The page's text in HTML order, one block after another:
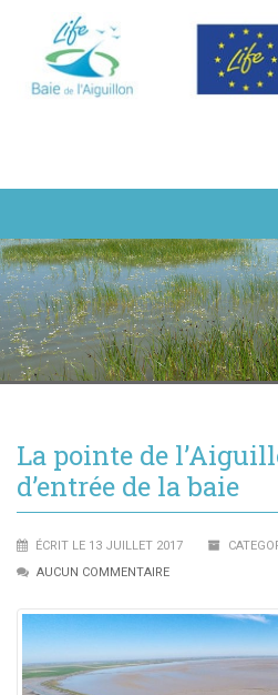
La pointe de
d’entrée de la baie
ÉCRIT LE 13 JUILLET 2017
AUCUN COMMENTAIRE